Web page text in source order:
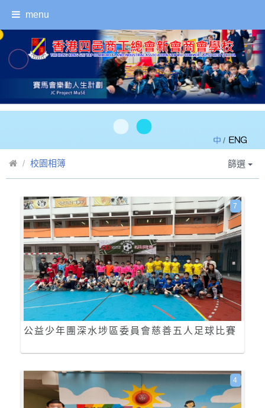
menu
/
校園相簿 篩選
公益少年團深水埗區委員會慈善五人足球比賽
7
4